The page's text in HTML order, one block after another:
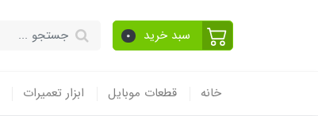
سبد خرید 0
خانه قطعات موبایل ابزار تعمیرات